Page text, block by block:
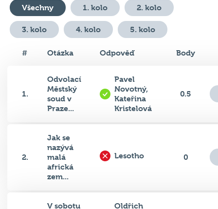
Všechny 1. kolo 2. kolo
3. kolo 4. kolo 5. kolo
# Otázka Odpověď Body
1.
Odvolací
Městský
soud v
Praze...
Pavel
Novotný,
Kateřina
Kristelová
0.5
2.
Jak se
nazývá
malá
africká
zem...
Lesotho 0
V sobotu
Oldřich